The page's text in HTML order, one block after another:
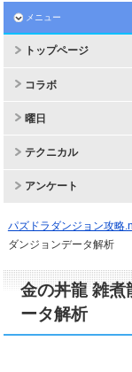
メニュー
トップページ
コラボ
曜日
テクニカル
アンケート
パズドラダンジョン攻略
ダンジョンデータ解析
金の丼龍 雑煮
ータ解析